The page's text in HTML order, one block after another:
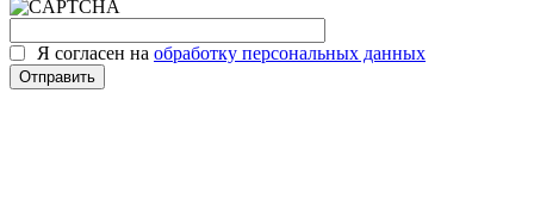
Я согласен на обработку персональных данных